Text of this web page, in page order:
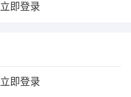
立即登录
立即登录